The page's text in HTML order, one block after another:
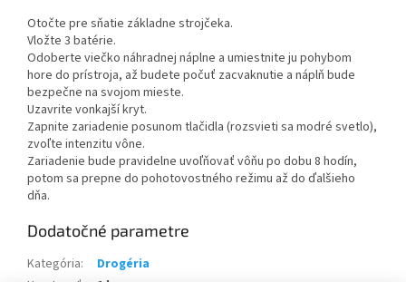
Otočte pre sňatie základne strojčeka.
Vložte 3 batérie.
Odoberte viečko náhradnej náplne a umiestnite ju pohybom
hore do prístroja, až budete počuť zacvaknutie a náplň bude
bezpečne na svojom mieste.
Uzavrite vonkajší kryt.
Zapnite zariadenie posunom tlačidla (rozsvieti sa modré svetlo),
zvoľte intenzitu vône.
Zariadenie bude pravidelne uvoľňovať vôňu po dobu 8 hodín,
potom sa prepne do pohotovostného režimu až do ďalšieho
dňa.
Dodatočné parametre
Kategória:
Drogéria